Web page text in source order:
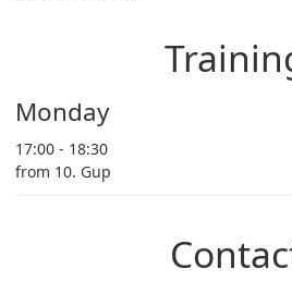
Monday
17:00 - 18:30
from 10. Gup